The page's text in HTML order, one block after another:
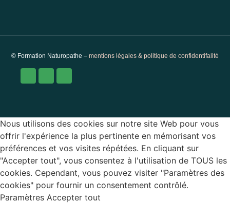
© Formation Naturopathe – mentions légales & politique de confidentifalité
Nous utilisons des cookies sur notre site Web pour vous
offrir l'expérience la plus pertinente en mémorisant vos
préférences et vos visites répétées. En cliquant sur
"Accepter tout", vous consentez à l'utilisation de TOUS les
cookies. Cependant, vous pouvez visiter "Paramètres des
cookies" pour fournir un consentement contrôlé.
Paramètres Accepter tout